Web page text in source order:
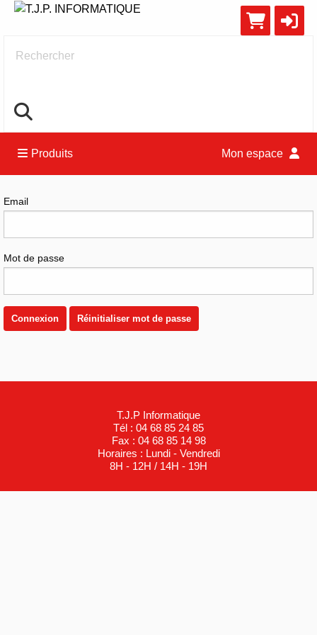
Rechercher
Produits Mon espace
Connexion
Email
Mot de passe
Connexion Réinitialiser mot de passe
T.J.P Informatique
Tél : 04 68 85 24 85
Fax : 04 68 85 14 98
Horaires : Lundi - Vendredi
8H - 12H / 14H - 19H